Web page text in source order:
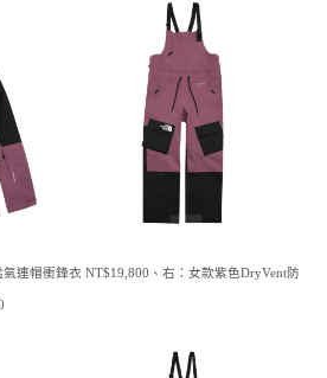
連帽衝鋒衣 NT$19,800、右：女款紫色DryVent防